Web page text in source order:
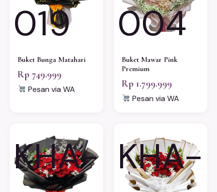
019
Buket Bunga Matahari
Rp 749.999
Pesan via WA
004
Buket Mawar Pink
Premium
Rp 1.799.999
Pesan via WA
KHA- KHA-